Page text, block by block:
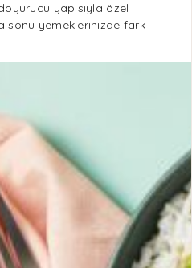
yapısıyla özel
sonu yemeklerinizde fark